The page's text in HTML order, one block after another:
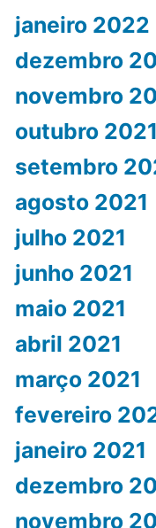
janeiro 2022
dezembro
novembro
outubro 2021
setembro
agosto 2021
julho 2021
junho 2021
maio 2021
abril 2021
março 2021
fevereiro
janeiro 2021
dezembro
novembro